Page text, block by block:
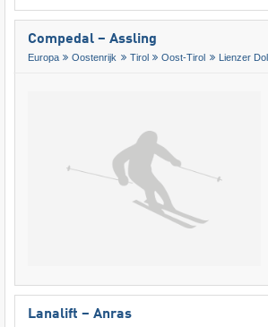
Compedal – Assling
Europa Oostenrijk Tirol Oost-Tirol Lienzer
Lanalift – Anras